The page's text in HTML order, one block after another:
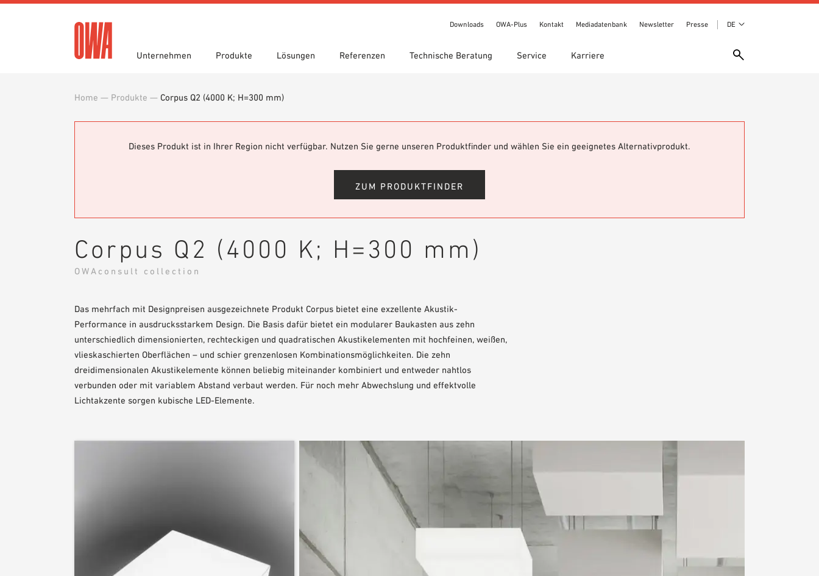
Downloads OWA-Plus Kontakt Mediadatenbank Newsletter Presse DE
Unternehmen
Historie Auszeichnungen
Presse Showroom 7th Floor
Produkte
Produktübersicht Geführte Suche
Lösungen
Funktionen Einsatzgebiete
Referenzen Technische Beratung Service
Ausschreibungstexte Downloads
OWA-Schulungen Musterbestellung
Karriere
Jobportal
Home — Produkte — Corpus Q2 (4000 K; H=300 mm)
Dieses Produkt ist in Ihrer Region nicht verfügbar. Nutzen Sie gerne unseren Produktfinder und wählen Sie ein geeignetes Alternativprodukt.
ZUM PRODUKTFINDER
Corpus Q2 (4000 K; H=300 mm)
OWAconsult collection
Das mehrfach mit Designpreisen ausgezeichnete Produkt Corpus bietet eine exzellente Akustik-
Performance in ausdrucksstarkem Design. Die Basis dafür bietet ein modularer Baukasten aus zehn
unterschiedlich dimensionierten, rechteckigen und quadratischen Akustikelementen mit hochfeinen, weißen,
vlieskaschierten Oberflächen – und schier grenzenlosen Kombinationsmöglichkeiten. Die zehn
dreidimensionalen Akustikelemente können beliebig miteinander kombiniert und entweder nahtlos
verbunden oder mit variablem Abstand verbaut werden. Für noch mehr Abwechslung und effektvolle
Lichtakzente sorgen kubische LED-Elemente.